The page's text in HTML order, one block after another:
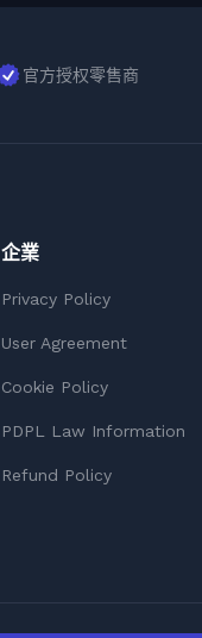
官方授权零售商
企業
Privacy Policy
User Agreement
Cookie Policy
PDPL Law Information
Refund Policy